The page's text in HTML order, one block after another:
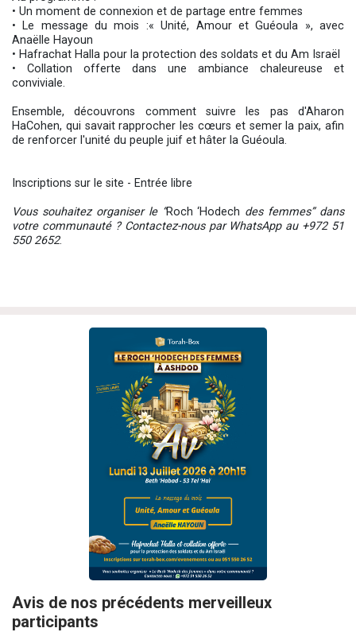
• Un moment de connexion et de partage entre femmes
• Le message du mois :« Unité, Amour et Guéoula », avec
Anaëlle Hayoun
• Hafrachat Halla pour la protection des soldats et du Am Israël
• Collation offerte dans une ambiance chaleureuse et
conviviale.
Ensemble, découvrons comment suivre les pas d'Aharon
HaCohen, qui savait rapprocher les cœurs et semer la paix, afin
de renforcer l'unité du peuple juif et hâter la Guéoula.
Inscriptions sur le site - Entrée libre
Vous souhaitez organiser le “Roch ‘Hodech des femmes” dans
votre communauté ? Contactez-nous par WhatsApp au +972 51
550 2652.
Avis de nos précédents merveilleux
participants